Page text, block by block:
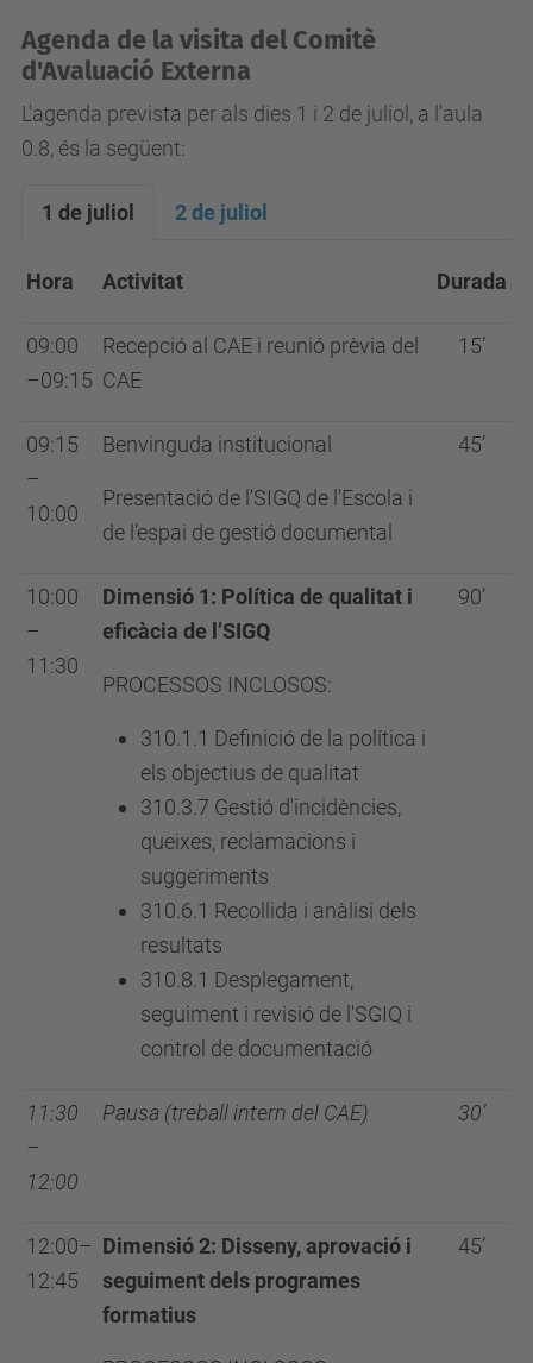
Agenda de la visita del Comitè
d'Avaluació Externa
L'agenda prevista per als dies 1 i 2 de juliol, a l'aula
0.8, és la següent:
1 de juliol 2 de juliol
Hora Activitat Durada
09:00
–09:15
Recepció al CAE i reunió prèvia del
CAE
15’
09:15
–
10:00
Benvinguda institucional
Presentació de l'SIGQ de l'Escola i
de l’espai de gestió documental
45’
10:00
–
11:30
Dimensió 1: Política de qualitat i
eficàcia de l’SIGQ
PROCESSOS INCLOSOS:
310.1.1 Definició de la política i
els objectius de qualitat
310.3.7 Gestió d'incidències,
queixes, reclamacions i
suggeriments
310.6.1 Recollida i anàlisi dels
resultats
310.8.1 Desplegament,
seguiment i revisió de l'SGIQ i
control de documentació
90’
11:30
–
12:00
Pausa (treball intern del CAE) 30’
12:00–
12:45
Dimensió 2: Disseny, aprovació i
seguiment dels programes
formatius
45’